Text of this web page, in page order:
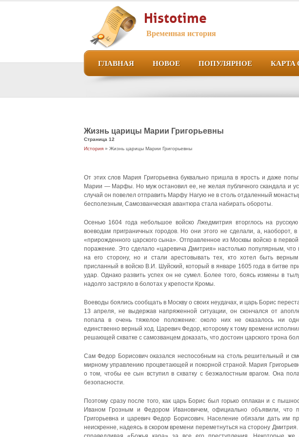
Histotime
Временная история
ГЛАВНАЯ НОВОЕ ПОПУЛЯРНОЕ КАРТА
Жизнь царицы Марии Григорьевны
Страница 12
История » Жизнь царицы Марии Григорьевны
От этих слов Мария Григорьевна буквально пришла в ярость и даже
Марии — Марфы. Но муж остановил ее, не желая публичного скандала и
случай он повелел отправить Марфу Нагую не в столь отдаленный
бесполезным, Самозванческая авантюра стала набирать обороты.
Осенью 1604 года небольшое войско Лжедмитрия вторглось на
воеводам приграничных городов. Но они этого не сделали, а, наоборот,
«прирожденного царского сына». Отправленное из Москвы войско в
поражение. Это сделало «царевича Дмитрия» настолько популярным,
на его сторону, но и стали арестовывать тех, кто хотел быть
присланный в войско В.И. Шуйский, который в январе 1605 года в битве
удар. Однако развить успех он не сумел. Более того, боясь измены в
надолго застряло в болотах у крепости Кромы.
Воеводы боялись сообщать в Москву о своих неудачах, и царь Борис
13 апреля, не выдержав напряженной ситуации, он скончался от
попала в очень тяжелое положение: около них не оказалось ни
единственно верный ход. Царевич Федор, которому к тому времени
решающей схватке с самозванцем доказать, что достоин царского трона
Сам Федор Борисович оказался неспособным на столь решительный и
мирному управлению процветающей и покорной страной. Мария
о том, чтобы ее сын вступил в схватку с безжалостным врагом. Она
безопасности.
Поэтому сразу после того, как царь Борис был горько оплакан и с
Иваном Грозным и Федором Ивановичем, официально объявили, что
Григорьевна и царевич Федор Борисович. Население обязали дать им
неискренне, надеясь в скором времени переметнуться на сторону